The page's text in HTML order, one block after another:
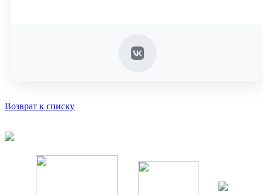
Возврат к списку